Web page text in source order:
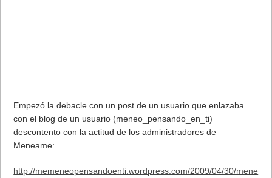
Empezó la debacle con un post de un usuario que enlazaba
con el blog de un usuario (meneo_pensando_en_ti)
descontento con la actitud de los administradores de
Meneame:
http://memeneopensandoenti.wordpress.com/2009/04/30/mene